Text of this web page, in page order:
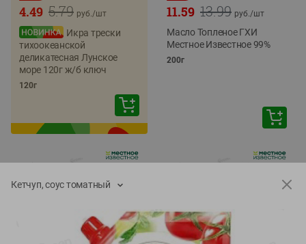
5.79
4.49 руб./шт
Икра трески
тихоокеанской
деликатесная Лунское
море 120г ж/б ключ
120г
13.99
11.59 руб./шт
Масло Топленое ГХИ
Местное Известное 99%
200г
Кетчуп, соус томатный